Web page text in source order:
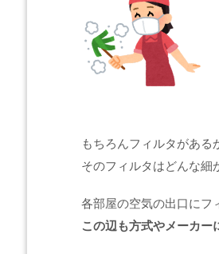
もちろんフィルタがある
そのフィルタはどんな細
各部屋の空気の出口にフ
この辺も方式やメーカー